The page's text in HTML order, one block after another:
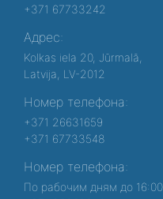
+371 67733242
Адрес:
Kolkas iela 20, Jūrmalā,
Latvija, LV-2012
Номер телефона:
+371 26631659
+371 67733548
Номер телефона:
По рабочим дням до 16:00